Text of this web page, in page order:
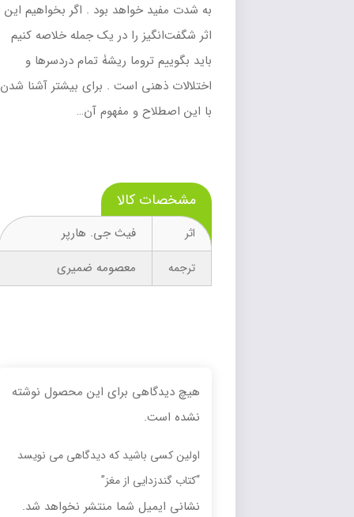
به شدت مفید خواهد بود . اگر بخواهیم این
اثر شگفت‌انگیز را در یک جمله خلاصه کنیم
باید بگوییم تروما ریشۀ تمام دردسرها و
اختلالات ذهنی است . برای بیشتر آشنا شدن
با این اصطلاح و مفهوم آن…
مشخصات کالا
فیث جی. هارپر
معصومه ضمیری
هیچ دیدگاهی برای این محصول نوشته
نشده است.
اولین کسی باشید که دیدگاهی می نویسد
“کتاب گندزدایی از مغز”
نشانی ایمیل شما منتشر نخواهد شد.